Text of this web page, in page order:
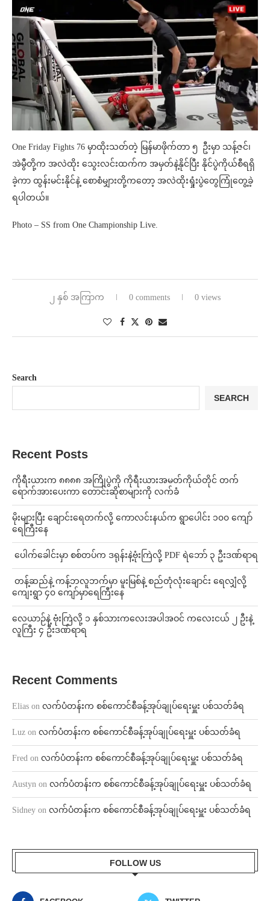
One Friday Fights 76 မှာထိုးသတ်တဲ့ မြန်မာဖိုက်တာ ၅ ဦးမှာ သန့်ဇင်၊
အဲမွီတို့က အလဲထိုး သွေးလင်းထက်က အမှတ်နဲ့နိုင်ပြီး နိုင်ပွဲကိုယ်စီရရှိ
ခဲ့ကာ ထွန်းမင်းနိုင်နဲ့ စောစံမျှားတို့ကတော့ အလဲထိုးရှုံးပွဲတွေကြုံတွေ့ခဲ့
ရပါတယ်။
Photo – SS from One Championship Live.
၂ နှစ် အကြာက 0 comments 0 views
Search
SEARCH
Recent Posts
ကိုရီးယားက ၈၈၈၈ အကြိုပွဲကို ကိုရီးယားအမတ်ကိုယ်တိုင် တက်
ရောက်အားပေးကာ တောင်းဆိုစာများကို လက်ခံ
⁨မိုးများပြီး ချောင်းရေတက်လို့ ကောလင်းနယ်က ရွာပေါင်း ၁၀၀ ကျော်
ရေကြီးနေ
⁩ ⁨ပေါက်ခေါင်းမှာ စစ်တပ်က ဒရုန်းနဲ့ဗုံးကြဲလို့ PDF ရဲဘော် ၃ ဦးဒဏ်ရာရ
⁩ ⁨တန့်ဆည်နဲ့ ကန့်ဘလူဘက်မှာ မူးမြစ်နဲ့ စည်တုံလုံးချောင်း ရေလျှံလို့
ကျေးရွာ ၄၀ ကျော်မှာရေကြီးနေ
⁨လေယာဉ်နဲ့ ဗုံးကြဲလို့ ၁ နှစ်သားကလေးအပါအဝင် ကလေးငယ် ၂ ဦးနဲ့
လူကြီး ၄ ဦးဒဏ်ရာရ
Recent Comments
Elias on လက်ပံတန်းက စစ်ကောင်စီခန့်အုပ်ချုပ်ရေးမှူး ပစ်သတ်ခံရ
Luz on လက်ပံတန်းက စစ်ကောင်စီခန့်အုပ်ချုပ်ရေးမှူး ပစ်သတ်ခံရ
Fred on လက်ပံတန်းက စစ်ကောင်စီခန့်အုပ်ချုပ်ရေးမှူး ပစ်သတ်ခံရ
Austyn on လက်ပံတန်းက စစ်ကောင်စီခန့်အုပ်ချုပ်ရေးမှူး ပစ်သတ်ခံရ
Sidney on လက်ပံတန်းက စစ်ကောင်စီခန့်အုပ်ချုပ်ရေးမှူး ပစ်သတ်ခံရ
FOLLOW US